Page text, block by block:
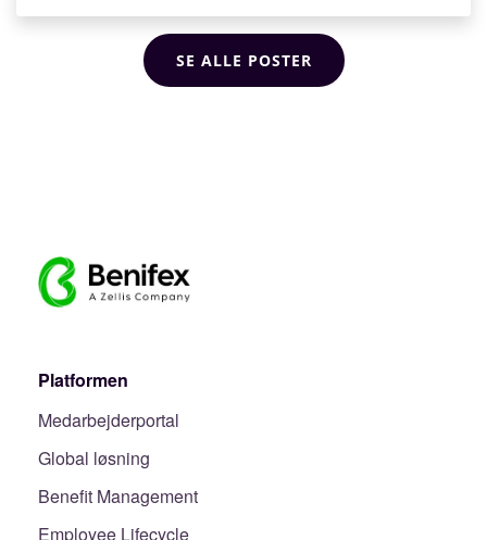
SE ALLE POSTER
Platformen
Medarbejderportal
Global løsning
Benefit Management
Employee Lifecycle